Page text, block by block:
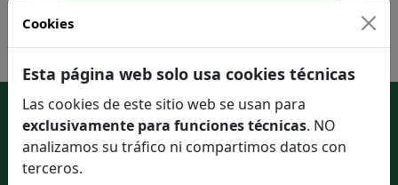
Enlaces de interés
Contactar con nosotros
Cookies
Esta página web solo usa cookies técnicas
Las cookies de este sitio web se usan para
exclusivamente para funciones técnicas. NO
analizamos su tráfico ni compartimos datos con
terceros.